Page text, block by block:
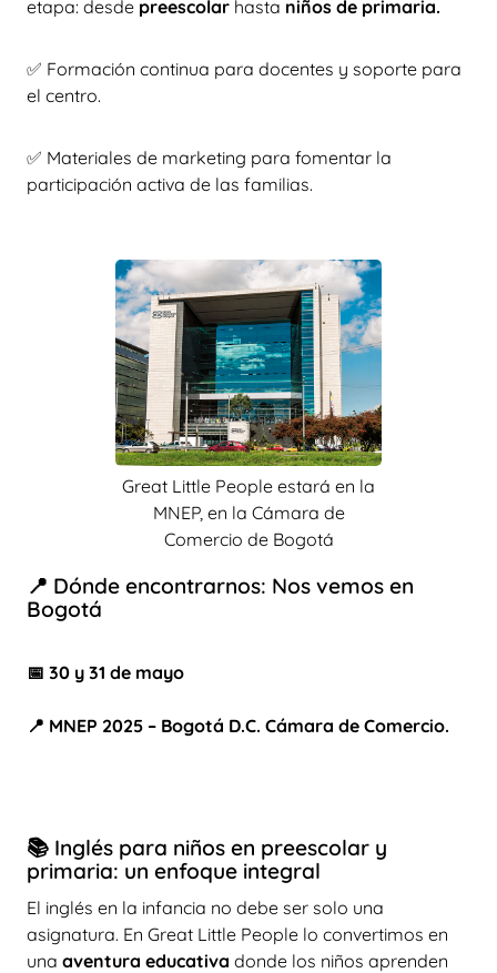
etapa: desde preescolar hasta niños de primaria.
✅ Formación continua para docentes y soporte para
el centro.
✅ Materiales de marketing para fomentar la
participación activa de las familias.
Great Little People estará en la
MNEP, en la Cámara de
Comercio de Bogotá
📍 Dónde encontrarnos: Nos vemos en
Bogotá
📅 30 y 31 de mayo
📍 MNEP 2025 – Bogotá D.C. Cámara de Comercio.
📚 Inglés para niños en preescolar y
primaria: un enfoque integral
El inglés en la infancia no debe ser solo una
asignatura. En Great Little People lo convertimos en
una aventura educativa donde los niños aprenden